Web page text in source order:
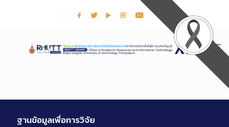
ฐานข้อมูลเพื่อการวิจัย